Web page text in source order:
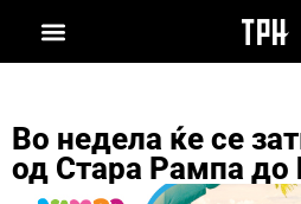
Во недела ќе се
од Стара Рампа до